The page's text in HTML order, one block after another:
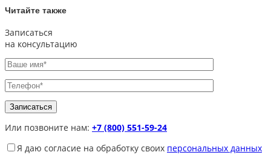
Читайте также
Записаться
на консультацию
Или позвоните нам: +7 (800) 551-59-24
Я даю согласие на обработку своих персональных данных